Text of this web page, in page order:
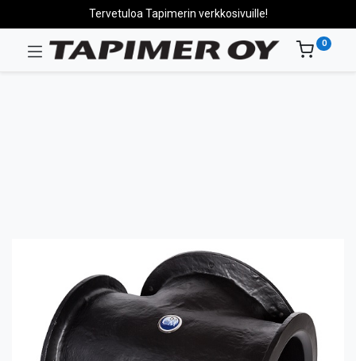
Tervetuloa Tapimerin verkkosivuille!
0